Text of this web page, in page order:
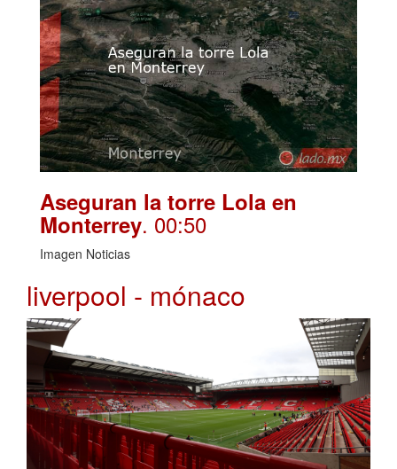
Aseguran la torre Lola en
Monterrey. 00:50
Imagen Noticias
liverpool - mónaco